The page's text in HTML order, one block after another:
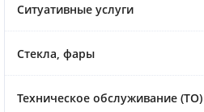
Ситуативные услуги
Стекла, фары
Техническое обслуживание (ТО)